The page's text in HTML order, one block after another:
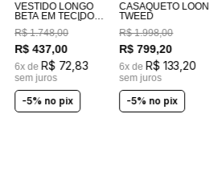
VESTIDO LONGO
BETA EM TECIDO
100% ALGODÃO
ESTAMPADO
COSTAS EM
LASTEX
R$ 1.748,00
R$ 437,00
6x de R$ 72 ,83
sem juros
-5% no pix
CASAQUETO LOON
TWEED
R$ 1.998,00
R$ 799,20
6x de R$ 133 20
sem juros
-5% no pix